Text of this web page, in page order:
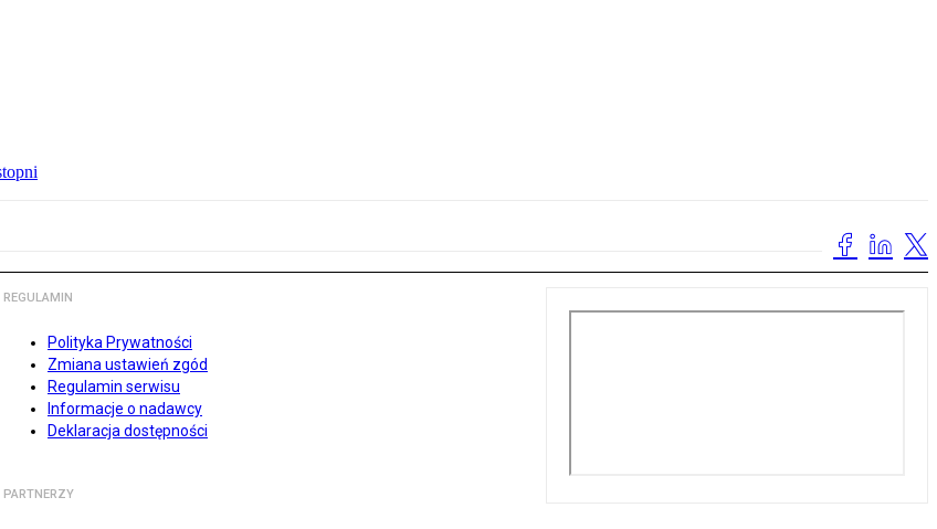
REGULAMIN
Polityka Prywatności
Zmiana ustawień zgód
Regulamin serwisu
Informacje o nadawcy
Deklaracja dostępności
PARTNERZY